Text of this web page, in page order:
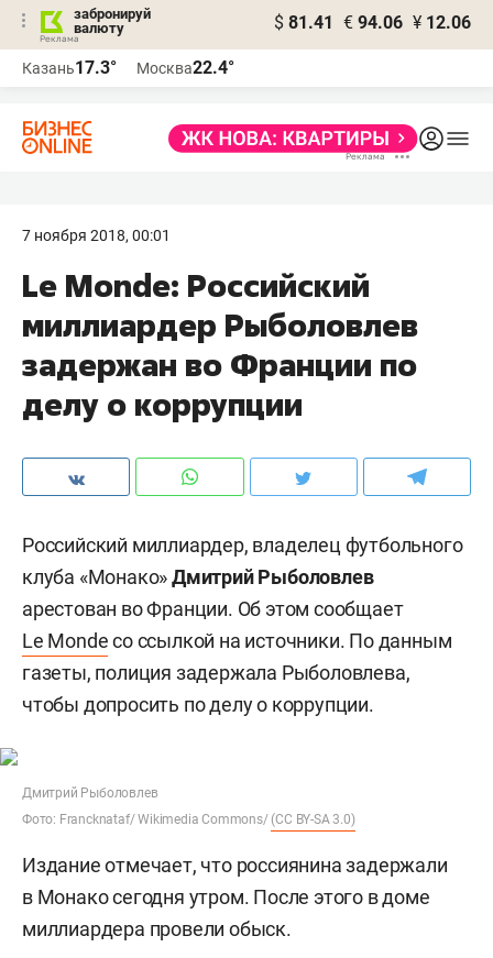
забронируй
валюту
$ 81.41 € 94.06 ¥ 12.06
Казань17.3° Москва22.4°
7 ноября 2018, 00:01
Le Monde: Российский
миллиардер Рыболовлев
задержан во Франции по
делу о коррупции
Российский миллиардер, владелец футбольного
клуба «Монако»Дмитрий Рыболовлев
арестован во Франции. Об этом сообщает
Le Mondeсо ссылкой на источники. По данным
газеты, полиция задержала Рыболовлева,
чтобы допросить по делу о коррупции.
Дмитрий Рыболовлев
Фото: Francknataf/ Wikimedia Commons/ (CC BY-SA 3.0)
Издание отмечает, что россиянина задержали
в Монако сегодня утром. После этого в доме
миллиардера провели обыск.